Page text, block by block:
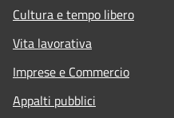
Cultura e tempo libero
Vita lavorativa
Imprese e Commercio
Appalti pubblici